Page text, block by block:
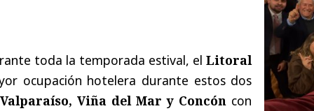
toda la temporada estival, elLitoral
ocupación hotelera durante estos dos
Valparaíso, Viña del Mar y Concón con